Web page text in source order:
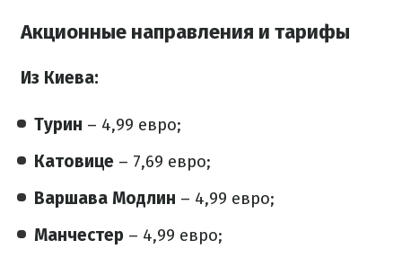
Акционные направления и тарифы
Из Киева:
Турин – 4,99 евро;
Катовице – 7,69 евро;
Варшава Модлин – 4,99 евро;
Манчестер – 4,99 евро;